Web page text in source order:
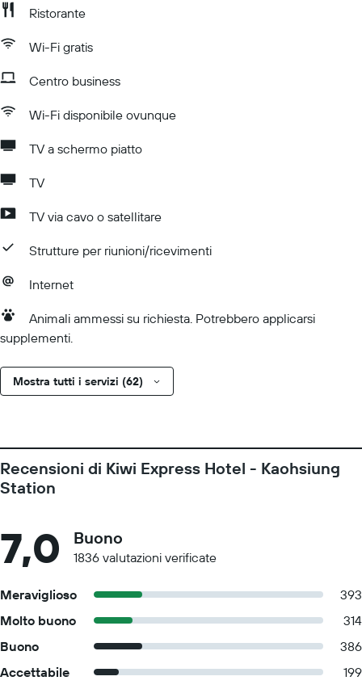
Ristorante
Wi-Fi gratis
Centro business
Wi-Fi disponibile ovunque
TV a schermo piatto
TV
TV via cavo o satellitare
Strutture per riunioni/ricevimenti
Internet
Animali ammessi su richiesta. Potrebbero applicarsi
supplementi.
Mostra tutti i servizi (62)
Recensioni di Kiwi Express Hotel - Kaohsiung
Station
7,0 Buono
1836 valutazioni verificate
Meraviglioso
393
Molto buono
314
Buono
386
Accettabile
199